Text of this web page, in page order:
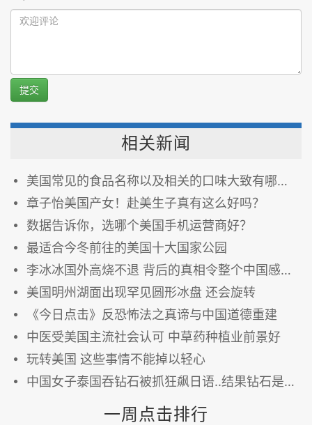
提交
相关新闻
美国常见的食品名称以及相关的口味大致有哪些？
章子怡美国产女！赴美生子真有这么好吗？
数据告诉你，选哪个美国手机运营商好？
最适合今冬前往的美国十大国家公园
李冰冰国外高烧不退 背后的真相令整个中国感到恐惧
美国明州湖面出现罕见圆形冰盘 还会旋转
《今日点击》反恐怖法之真谛与中国道德重建
中医受美国主流社会认可 中草药种植业前景好
玩转美国 这些事情不能掉以轻心
中国女子泰国吞钻石被抓狂飙日语..结果钻石是假的！新闻...也不是真的...
一周点击排行